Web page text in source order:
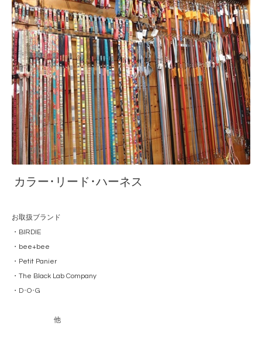
カラー･リード･ハーネス
お取扱ブランド
・BIRDIE
・bee+bee
・Petit Panier
・The Black Lab Company
・D･O･G
他